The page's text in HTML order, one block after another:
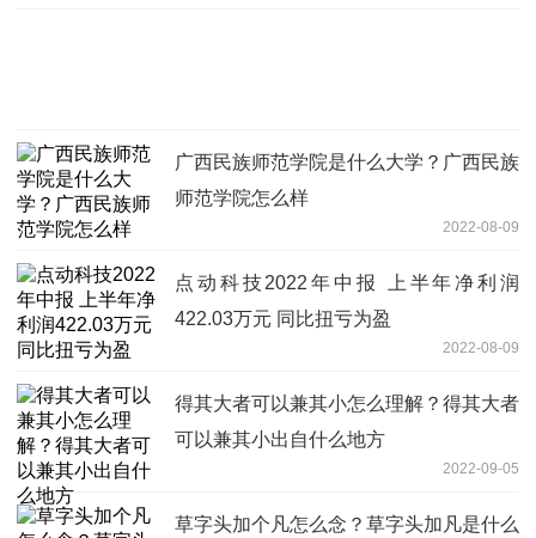
广西民族师范学院是什么大学？广西民族
师范学院怎么样
2022-08-09
点动科技2022年中报 上半年净利润
422.03万元 同比扭亏为盈
2022-08-09
得其大者可以兼其小怎么理解？得其大者
可以兼其小出自什么地方
2022-09-05
草字头加个凡怎么念？草字头加凡是什么